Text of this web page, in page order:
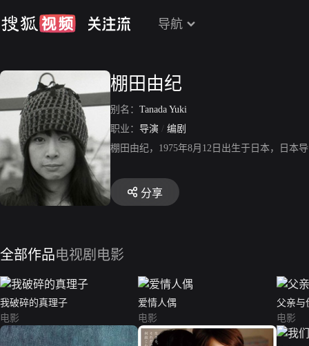
导航
棚田由纪
别名： Tanada Yuki
职业： 导演 / 编剧
棚田由纪，1975年8月12日出生于日本，日本
分享
全部作品电视剧 电影
我破碎的真理子
电影
爱情人偶
电影
父亲与
电影